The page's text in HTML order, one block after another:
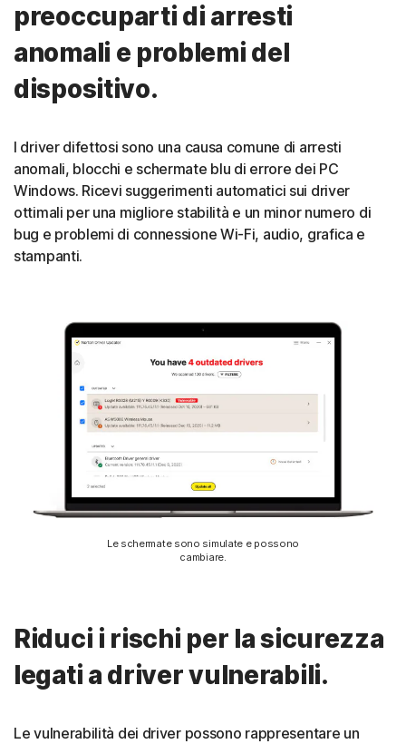
preoccuparti di arresti
anomali e problemi del
dispositivo.
I driver difettosi sono una causa comune di arresti
anomali, blocchi e schermate blu di errore dei PC
Windows. Ricevi suggerimenti automatici sui driver
ottimali per una migliore stabilità e un minor numero di
bug e problemi di connessione Wi-Fi, audio, grafica e
stampanti.
Le schermate sono simulate e possono
cambiare.
Riduci i rischi per la sicurezza
legati a driver vulnerabili.
Le vulnerabilità dei driver possono rappresentare un